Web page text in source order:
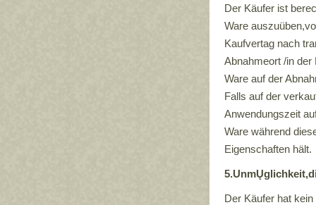
Der Käufer ist
Ware
Kaufvertag nach
Abnahmeort /in der
Ware auf der
Falls auf der
Anwendungszeit
Ware während
Eigenschaften hält.
Der Käufer hat